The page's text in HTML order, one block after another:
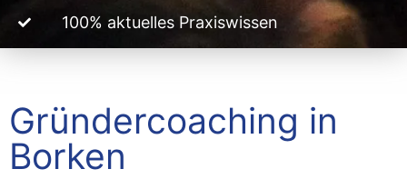
100% aktuelles Praxiswissen
Gründercoaching in
Borken